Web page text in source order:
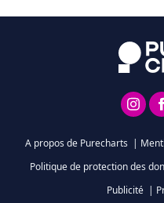
A propos de Purecharts |
Politique de protection des
Publicité |